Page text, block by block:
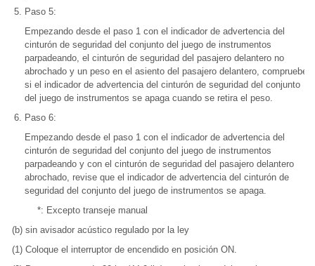
Paso 5:
Empezando desde el paso 1 con el indicador de advertencia del
cinturón de seguridad del conjunto del juego de instrumentos
parpadeando, el cinturón de seguridad del pasajero delantero no
abrochado y un peso en el asiento del pasajero delantero, compruebe
si el indicador de advertencia del cinturón de seguridad del conjunto
del juego de instrumentos se apaga cuando se retira el peso.
Paso 6:
Empezando desde el paso 1 con el indicador de advertencia del
cinturón de seguridad del conjunto del juego de instrumentos
parpadeando y con el cinturón de seguridad del pasajero delantero
abrochado, revise que el indicador de advertencia del cinturón de
seguridad del conjunto del juego de instrumentos se apaga.
*: Excepto transeje manual
(b) sin avisador acústico regulado por la ley
(1) Coloque el interruptor de encendido en posición ON.